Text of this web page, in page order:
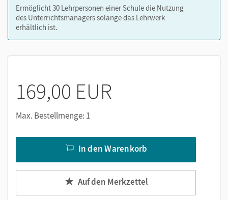
zugehörigen Audios und Videos (inklusive
Transkripten und Lösungen)
alle Dokumente des Fördern-und-Fordern-Ordners
zugehörigen Audios (inklusive Transkripten)
Nutzen Sie den Unterrichtsmanager auf lernen.cornelsen.de
oder über die Cornelsen Lernen App.
Ermöglicht 30 Lehrpersonen einer Schule die Nutzung
des Unterrichtsmanagers solange das Lehrwerk
erhältlich ist.
169,00 EUR
Max. Bestellmenge: 1
In den Warenkorb
Auf den Merkzettel